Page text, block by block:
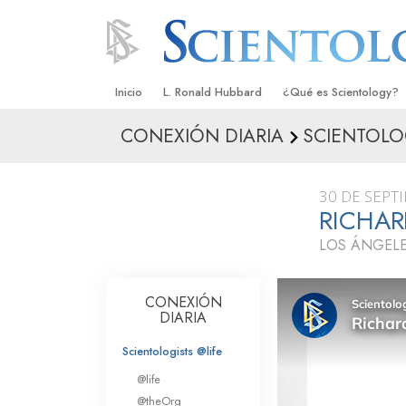
Inicio L. Ronald Hubbard ¿Qué es Scientology?
Creencias y Prácticas
Qué dicen los
Scientology
Conoce a un
Dentro de una Iglesia
Los Principios
CONEXIÓN DIARIA
30 DE
LOS
CONEXIÓN
DIARIA
Scientologists @life
@life
@theOrg